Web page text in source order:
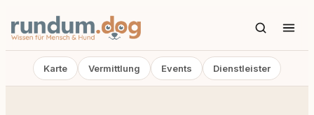
Karte Vermittlung Events Dienstleister